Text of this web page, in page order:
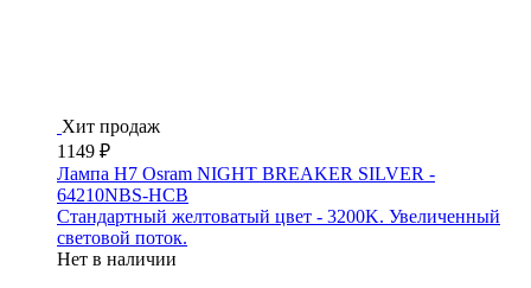
Хит продаж
1149 ₽
Лампа H7 Osram NIGHT BREAKER SILVER -
64210NBS-HCB
Стандартный желтоватый цвет - 3200K. Увеличенный
световой поток.
Нет в наличии